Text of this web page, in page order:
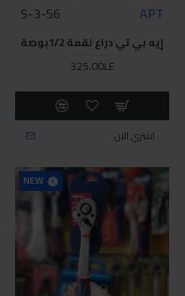
APT
S-3-56
إيه بي تي دراع لقمة 1/2بوصة
325.00LE
اشتري الان
NEW